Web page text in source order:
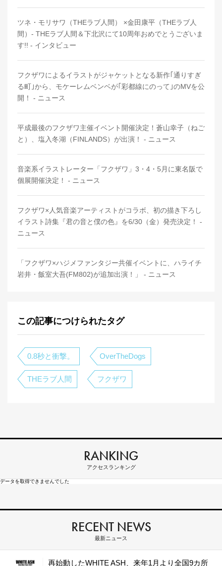
ツネ・モリサワ（THEラブ人間） ×金田康平（THEラブ人
間）- THEラブ人間＆下北沢にて10周年おめでとうございま
す!! - インタビュー
フクザワによるイラストがジャケットとなる新作｢通りすぎ
る町｣から、モケーレムベンベが｢彩都線にのって｣のMVを公
開！ - ニュース
平成最後のフクザワ主催イベント開催決定！蒼山幸子（ねご
と）、塩入冬湖（FINLANDS）が出演！ - ニュース
音楽系イラストレーター「フクザワ」3・4・5月に東名阪で
個展開催決定！ - ニュース
フクザワ×人気音楽アーティストがコラボ、初の描き下ろし
イラスト詩集『君の音と僕の色』を6/30（金）発売決定！ -
ニュース
「フクザワ×ハジメファンタジー共催イベントに、ハライチ
岩井・飯室大吾(FM802)が追加出演！」 - ニュース
この記事につけられたタグ
0.8秒と衝撃。 OverTheDogs
THEラブ人間 フクザワ
RANKING
アクセスランキング
データを取得できませんでした
RECENT NEWS
最新ニュース
再始動したWHITE ASH、来年1月より全国9カ所